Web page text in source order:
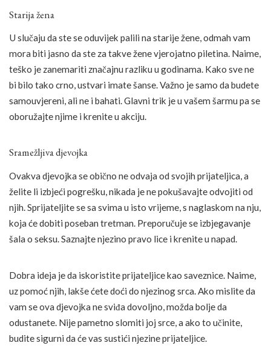
Starija žena
U slučaju da ste se oduvijek palili na starije žene, odmah vam
mora biti jasno da ste za takve žene vjerojatno piletina. Naime,
teško je zanemariti značajnu razliku u godinama. Kako sve ne
bi bilo tako crno, ustvari imate šanse. Važno je samo da budete
samouvjereni, ali ne i bahati. Glavni trik je u vašem šarmu pa se
oboružajte njime i krenite u akciju.
Sramežljiva djevojka
Ovakva djevojka se obično ne odvaja od svojih prijateljica, a
želite li izbjeći pogrešku, nikada je ne pokušavajte odvojiti od
njih. Sprijateljite se sa svima u isto vrijeme, s naglaskom na nju,
koja će dobiti poseban tretman. Preporučuje se izbjegavanje
šala o seksu. Saznajte njezino pravo lice i krenite u napad.
Dobra ideja je da iskoristite prijateljice kao saveznice. Naime,
uz pomoć njih, lakše ćete doći do njezinog srca. Ako mislite da
vam se ova djevojka ne sviđa dovoljno, možda bolje da
odustanete. Nije pametno slomiti joj srce, a ako to učinite,
budite sigurni da će vas sustići njezine prijateljice.